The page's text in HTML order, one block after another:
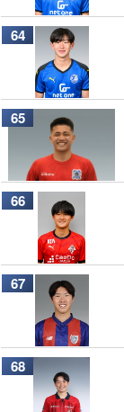
64
65
66
67
68